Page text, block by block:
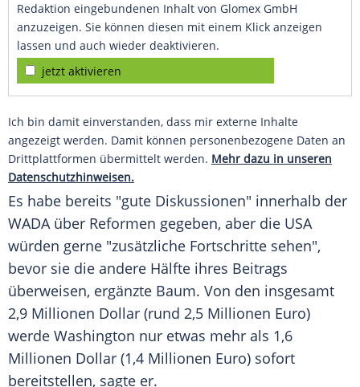
Redaktion eingebundenen Inhalt von Glomex GmbH
anzuzeigen. Sie können diesen mit einem Klick anzeigen
lassen und auch wieder deaktivieren.
jetzt aktivieren
Ich bin damit einverstanden, dass mir externe Inhalte
angezeigt werden. Damit können personenbezogene Daten an
Drittplattformen übermittelt werden. Mehr dazu in unseren
Datenschutzhinweisen.
Es habe bereits "gute Diskussionen" innerhalb der
WADAüber Reformen gegeben, aber die USA
würden gerne "zusätzliche Fortschritte sehen",
bevor sie die andere Hälfte ihres Beitrags
überweisen, ergänzte Baum. Von den insgesamt
2,9 Millionen Dollar (rund 2,5 Millionen Euro)
werde Washington nur etwas mehr als 1,6
Millionen Dollar (1,4 Millionen Euro) sofort
bereitstellen, sagte er.